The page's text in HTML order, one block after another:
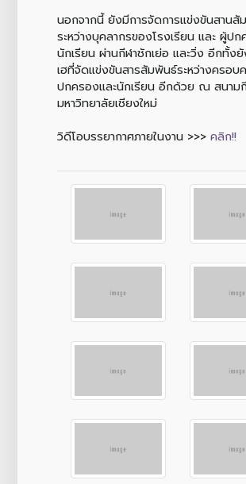
นอกจากนี้ ยังมีการจัดการแข่งขันสานสั
ระหว่างบุคลากรของโรงเรียน และ ผู้ปก
นักเรียน ผ่านกีฬาชักเย่อ และวิ่ง อีกทั้ง
เฮที่จัดแข่งขันสารสัมพันธ์ระหว่างครอบ
ปกครองและนักเรียน อีกด้วย ณ สนาม
มหาวิทยาลัยเชียงใหม่
วิดีโอบรรยากาศภายในงาน >>> คลิก!!